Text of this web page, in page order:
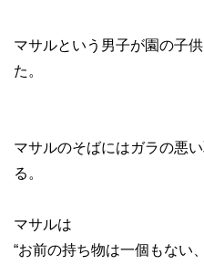
マサルという男子が園の子
た。
マサルのそばにはガラの悪
る。
マサルは
“お前の持ち物は一個もない